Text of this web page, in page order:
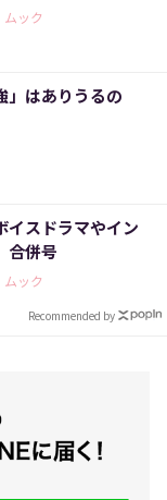
ック
はありうるの
イスドラマやイン
合併号
ック
Recommended by